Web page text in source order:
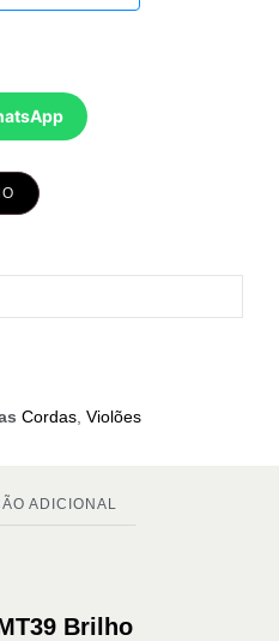
Cordas Violões
ADICIONAL
Brilho